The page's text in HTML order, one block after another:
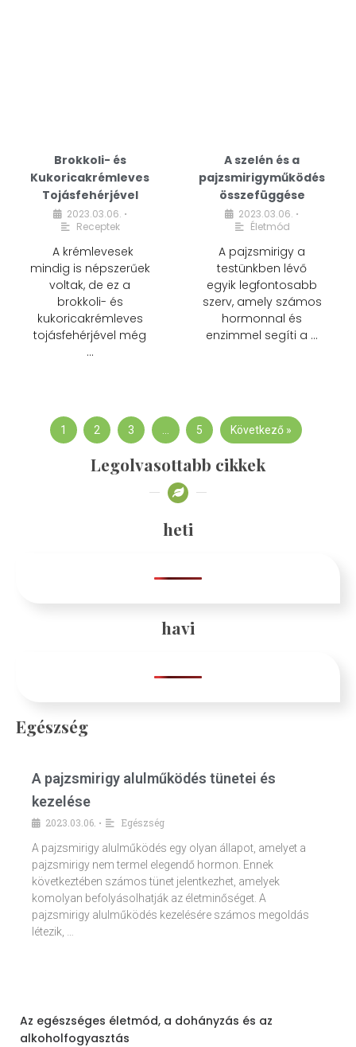
Brokkoli- és
Kukoricakrémleves
Tojásfehérjével
2023.03.06. •
Receptek
A krémlevesek
mindig is népszerűek
voltak, de ez a
brokkoli- és
kukoricakrémleves
tojásfehérjével még
…
A szelén és a
pajzsmirigyműködés
összefüggése
2023.03.06. •
Életmód
A pajzsmirigy a
testünkben lévő
egyik legfontosabb
szerv, amely számos
hormonnal és
enzimmel segíti a …
1 2 3 … 5 Következő »
Legolvasottabb cikkek
heti
havi
Egészség
A pajzsmirigy alulműködés tünetei és
kezelése
2023.03.06. •
Egészség
A pajzsmirigy alulműködés egy olyan állapot, amelyet a
pajzsmirigy nem termel elegendő hormon. Ennek
következtében számos tünet jelentkezhet, amelyek
komolyan befolyásolhatják az életminőséget. A
pajzsmirigy alulműködés kezelésére számos megoldás
létezik, …
Az egészséges életmód, a dohányzás és az
alkoholfogyasztás